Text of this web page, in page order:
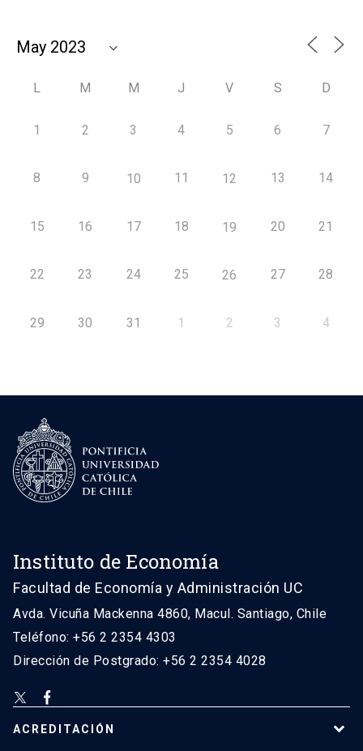
L M M J V S D
1 2 3 4 5 6 7
8 9 10 11 12 13 14
15 16 17 18 19 20 21
22 23 24 25 26 27 28
29 30 31 1 2 3 4
Instituto de Economía
Facultad de Economía y Administración UC
Avda. Vicuña Mackenna 4860, Macul. Santiago, Chile
Teléfono: +56 2 2354 4303
Dirección de Postgrado: +56 2 2354 4028
ACREDITACIÓN